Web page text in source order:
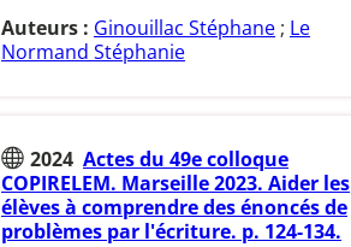
Auteurs : Ginouillac Stéphane ; Le
Normand Stéphanie
2024 Actes du 49e colloque
COPIRELEM. Marseille 2023. Aider les
élèves à comprendre des énoncés de
problèmes par l'écriture. p. 124-134.